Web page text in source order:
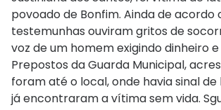
povoado de Bonfim. Ainda de acordo
testemunhas ouviram gritos de
voz de um homem exigindo dinheiro
Prepostos da Guarda Municipal,
foram até o local, onde havia sinal
já encontraram a vítima sem vida.